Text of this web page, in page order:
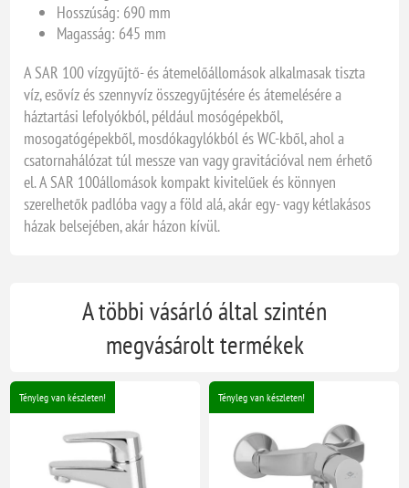
Hosszúság: 690 mm
Magasság: 645 mm
A SAR 100 vízgyűjtő- és átemelőállomások alkalmasak tiszta
víz, esővíz és szennyvíz összegyűjtésére és átemelésére a
háztartási lefolyókból, például mosógépekből,
mosogatógépekből, mosdókagylókból és WC-kből, ahol a
csatornahálózat túl messze van vagy gravitációval nem érhető
el. A SAR 100állomások kompakt kivitelűek és könnyen
szerelhetők padlóba vagy a föld alá, akár egy- vagy kétlakásos
házak belsejében, akár házon kívül.
A többi vásárló által szintén
megvásárolt termékek
Tényleg van készleten! Tényleg van készleten!